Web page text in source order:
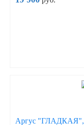
Аргус "ГЛАДКАЯ",